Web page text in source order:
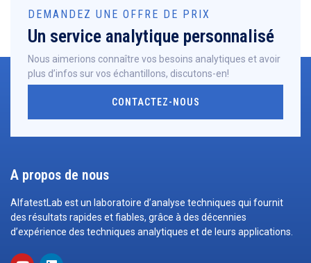
DEMANDEZ UNE OFFRE DE PRIX
Un service analytique personnalisé
Nous aimerions connaître vos besoins analytiques et avoir
plus d’infos sur vos échantillons, discutons-en!
CONTACTEZ-NOUS
A propos de nous
AlfatestLab est un laboratoire d’analyse techniques qui fournit
des résultats rapides et fiables, grâce à des décennies
d’expérience des techniques analytiques et de leurs applications.